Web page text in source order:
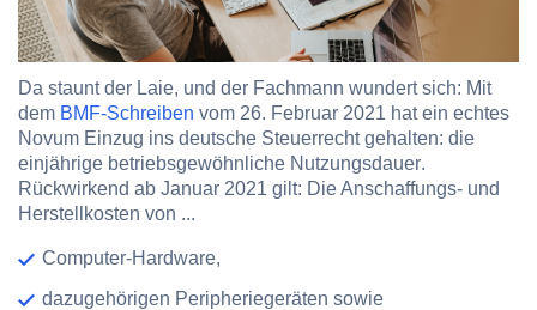
Da staunt der Laie, und der Fachmann wundert sich: Mit
dem BMF-Schreiben vom 26. Februar 2021 hat ein echtes
Novum Einzug ins deutsche Steuerrecht gehalten: die
einjährige betriebsgewöhnliche Nutzungsdauer.
Rückwirkend ab Januar 2021 gilt: Die Anschaffungs- und
Herstellkosten von ...
Computer-Hardware,
dazugehörigen Peripheriegeräten sowie